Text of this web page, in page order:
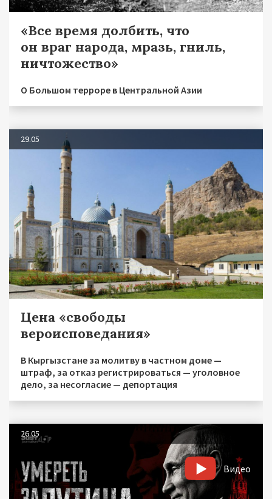
«Все время долбить, что
он враг народа, мразь, гниль,
ничтожество»
О Большом терроре в Центральной Азии
29.05
Цена «свободы
вероисповедания»
В Кыргызстане за молитву в частном доме —
штраф, за отказ регистрироваться — уголовное
дело, за несогласие — депортация
26.05
Видео